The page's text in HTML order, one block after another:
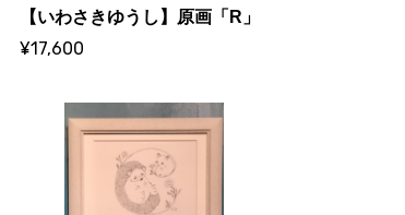
【いわさきゆうし】原画「R」
¥17,600